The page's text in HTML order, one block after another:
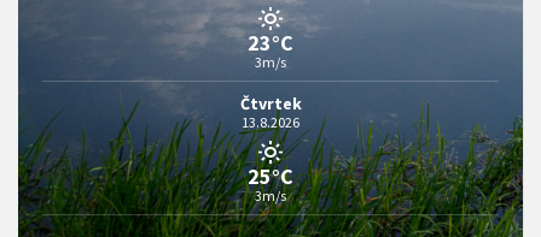
23°C
3m/s
Čtvrtek
13.8.2026
25°C
3m/s